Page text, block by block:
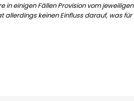
in einigen Fällen Provision vom jeweiligen
allerdings keinen Einfluss darauf, was für